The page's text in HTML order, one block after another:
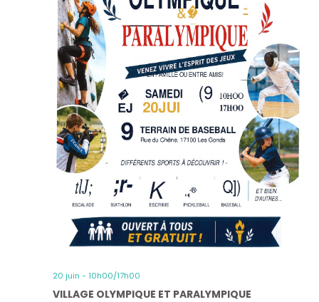
VILLAGE OLYMPIQUE ET PARALYMPIQUE
20 juin - 10h00/17h00